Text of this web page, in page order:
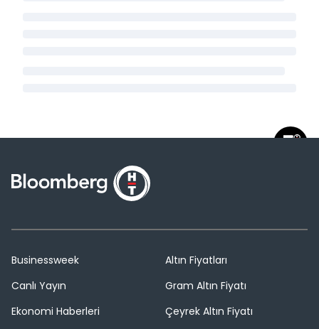
Businessweek
Canlı Yayın
Ekonomi Haberleri
Altın Fiyatları
Gram Altın Fiyatı
Çeyrek Altın Fiyatı